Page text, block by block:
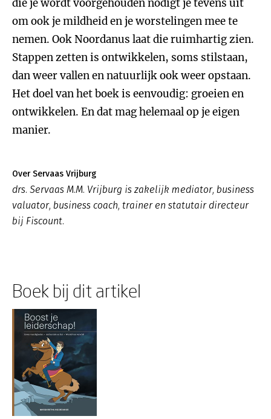
die je wordt voorgehouden nodigt je tevens uit
om ook je mildheid en je worstelingen mee te
nemen. Ook Noordanus laat die ruimhartig zien.
Stappen zetten is ontwikkelen, soms stilstaan,
dan weer vallen en natuurlijk ook weer opstaan.
Het doel van het boek is eenvoudig: groeien en
ontwikkelen. En dat mag helemaal op je eigen
manier.
Over Servaas Vrijburg
drs. Servaas M.M. Vrijburg is zakelijk mediator, business
valuator, business coach, trainer en statutair directeur
bij Fiscount.
Boek bij dit artikel